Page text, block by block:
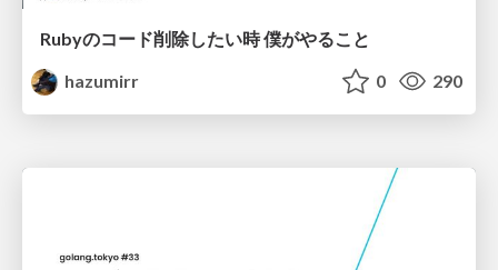
Rubyのコード削除したい時 僕がやること
hazumirr
0 290